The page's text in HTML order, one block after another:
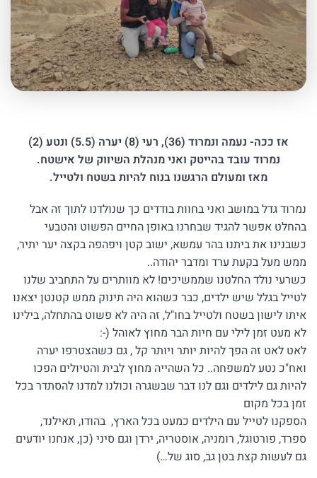
אז ככה- נעמה ונמרוד (36), רעי (8) יערה (5.5) ונטע (2)
נמרוד עובד בהייטק ואני מנהלת השיווק של אישטח.
מאז ומעולם הרגשנו בנוח להיות בשטח ולטייל.
נמרוד גדל במושב ואני בחוות בודדים כך שנולדנו לתוך זה אבל
בהחלט אפשר להגיד שבחרנו באופן החיים הפשוט והטבעי
כשבנינו את ביתנו בהר עמשא, ישוב קטן ויפהפה בקצה יער יתיר,
ממש מעל בקעת ערד ומדבר יהודה..
כשרעי נולד החלטנו שממשיכים! לא מוותרים על התחביב שלנו
לטייל בגלל שיש ילדים, כבר כשהוא היה תינוק ממש קטנטן יצאנו
איתו לישון בשטח ולטייל בחו"ל, זה היה לא פשוט בהתחלה, בילינו
לא מעט זמן לילי עם חיות הבר מחוץ לאוהל (-:
לאט לאט זה הפך להיות יותר ויותר קל , גם כשהצטרפו יערה
ואח"כ נטע למשפחה.. כל השהייה מחוץ לבית והטיולים הפכו
להיות גם לילדים וגם לנו דבר שבשגרה וכולנו למדנו להסתדר בכל
זמן בכל מקום
הספקנו לטייל עם הילדים כמעט בכל הארץ, בהודו, תאילנד,
ספרד, פורטוגל, רומניה, אוסטריה, ירדן וגם סיני (כן, אנחנו יודעים
גם לעשות קצת בטן גב, סוג של…)